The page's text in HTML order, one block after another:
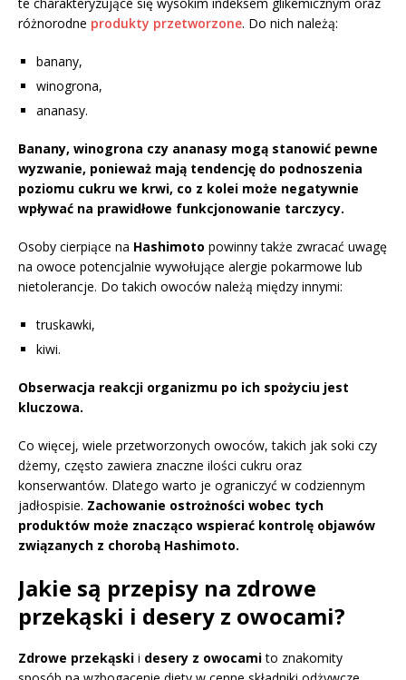
różnorodne produkty przetworzone. Do nich należą:
banany,
winogrona,
ananasy.
Banany, winogrona czy ananasy mogą stanowić pewne
wyzwanie, ponieważ mają tendencję do podnoszenia
poziomu cukru we krwi, co z kolei może negatywnie
wpływać na prawidłowe funkcjonowanie tarczycy.
Osoby cierpiące na Hashimoto powinny także zwracać uwagę
na owoce potencjalnie wywołujące alergie pokarmowe lub
nietolerancje. Do takich owoców należą między innymi:
truskawki,
kiwi.
Obserwacja reakcji organizmu po ich spożyciu jest
kluczowa.
Co więcej, wiele przetworzonych owoców, takich jak soki czy
dżemy, często zawiera znaczne ilości cukru oraz
konserwantów. Dlatego warto je ograniczyć w codziennym
jadłospisie. Zachowanie ostrożności wobec tych
produktów może znacząco wspierać kontrolę objawów
związanych z chorobą Hashimoto.
Jakie są przepisy na zdrowe
przekąski i desery z owocami?
Zdrowe przekąski i desery z owocamito znakomity